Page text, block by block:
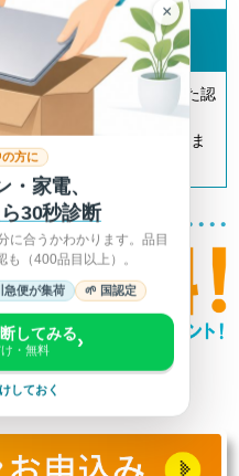
イクル法」の認定を受けた認
す。
リサイクルを推進していま
×
方に
・家電、
30秒診断
に合うかわかります。品目
（400品目以上）。
急便が集荷 🌱 国認定
してみる
・無料 ›
しておく